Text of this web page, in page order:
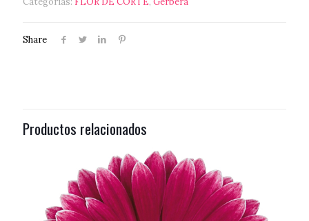
Share
Productos relacionados